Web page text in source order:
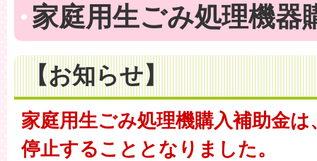
家庭用生ごみ処理機器
【お知らせ】
家庭用生ごみ処理機購入補助金
停止することとなりました。